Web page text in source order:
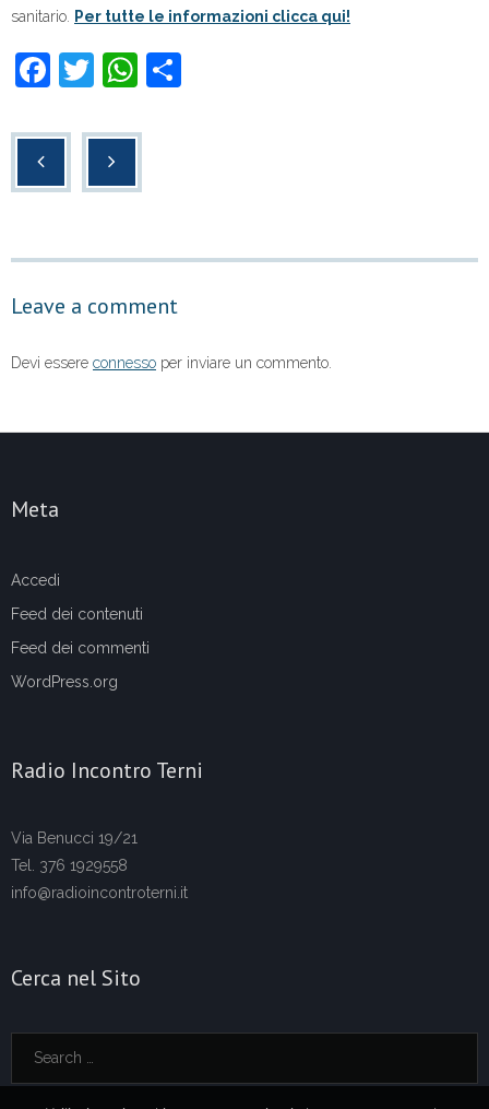
sanitario.
Per tutte le informazioni clicca qui!
F
c
k
T
tt
er
W
at
Leave a comment
Devi essere connesso per inviare un commento.
Meta
Accedi
Feed dei contenuti
Feed dei commenti
WordPress.org
Radio Incontro Terni
Via Benucci 19/21
Tel. 376 1929558
info@radioincontroterni.it
Cerca nel Sito